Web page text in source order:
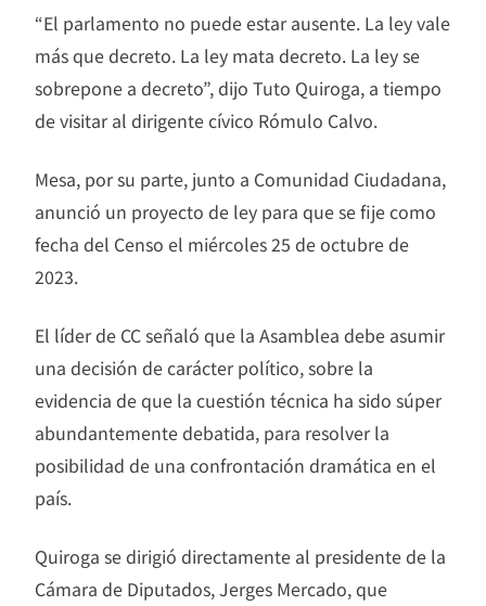
“El parlamento no puede estar ausente. La ley vale
más que decreto. La ley mata decreto. La ley se
sobrepone a decreto”, dijo Tuto Quiroga, a tiempo
de visitar al dirigente cívico Rómulo Calvo.
Mesa, por su parte, junto a Comunidad Ciudadana,
anunció un proyecto de ley para que se fije como
fecha del Censo el miércoles 25 de octubre de
2023.
El líder de CC señaló que la Asamblea debe asumir
una decisión de carácter político, sobre la
evidencia de que la cuestión técnica ha sido súper
abundantemente debatida, para resolver la
posibilidad de una confrontación dramática en el
país.
Quiroga se dirigió directamente al presidente de la
Cámara de Diputados, Jerges Mercado, que